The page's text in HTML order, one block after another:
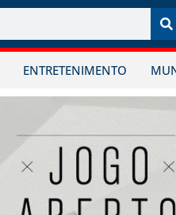
ENTRETENIMENTO